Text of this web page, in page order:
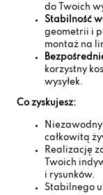
do Twoich
Stabilność
geometrii i
montaż na
korzystny
wysyłek.
Co zyskujesz:
całkowitą
Realizację
Twoich
i rysunków.
Stabilnego